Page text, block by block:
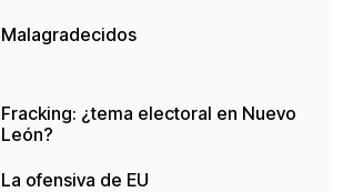
Malagradecidos
Fracking: ¿tema electoral en Nuevo
León?
La ofensiva de EU